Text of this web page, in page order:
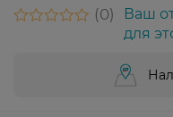
0
Ваш
для